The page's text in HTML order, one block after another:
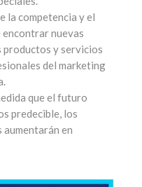
la competencia y el
encontrar nuevas
productos y servicios
del marketing
que el futuro
predecible, los
en